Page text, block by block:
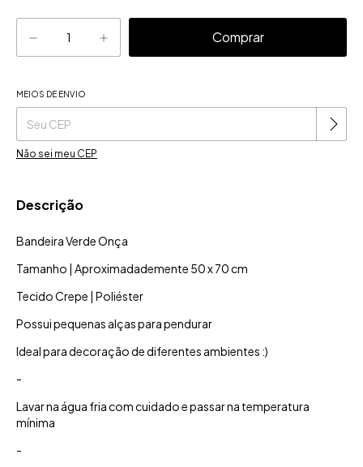
Entregas para o CEP:
MEIOS DE ENVIO
Não sei meu CEP
Descrição
Bandeira Verde Onça
Tamanho | Aproximadademente 50 x 70 cm
Tecido Crepe | Poliéster
Possui pequenas alças para pendurar
Ideal para decoração de diferentes ambientes :)
-
Lavar na água fria com cuidado e passar na temperatura
mínima
-